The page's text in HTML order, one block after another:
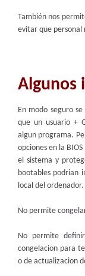
También nos
evitar que personal
Algunos
En modo seguro
que un usuario +
algun programa.
opciones en la
el sistema y
bootables podrian
local del ordenador.
No permite
No permite
congelacion para
o de actualizacion